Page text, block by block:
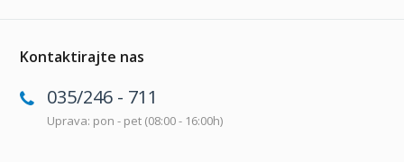
Kontaktirajte nas
035/246 - 711
Uprava: pon - pet (08:00 - 16:00h)